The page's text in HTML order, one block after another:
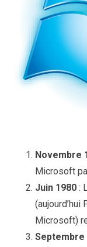
Novembre
Microsoft
Juin 1980 :
Microsoft)
Septembre